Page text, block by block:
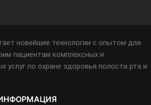
новейшие технологии с опытом для
пациентам комплексных и
услуг по охране здоровья полости рта и